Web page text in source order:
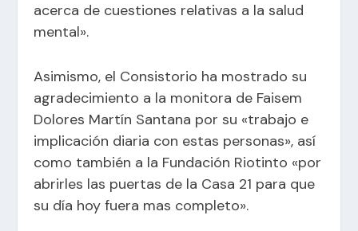
acerca de cuestiones relativas a la salud
mental».
Asimismo, el Consistorio ha mostrado su
agradecimiento a la monitora de Faisem
Dolores Martín Santana por su «trabajo e
implicación diaria con estas personas», así
como también a la Fundación Riotinto «por
abrirles las puertas de la Casa 21 para que
su día hoy fuera mas completo».